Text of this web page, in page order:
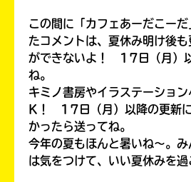
この間に「カフェあーだこー
たコメントは、夏休み明け後も
ができないよ！ 17日（月）
ね。
キミノ書房やイラステーショ
K！ 17日（月）以降の更新
かったら送ってね。
今年の夏もほんと暑いね～。み
は気をつけて、いい夏休みを過